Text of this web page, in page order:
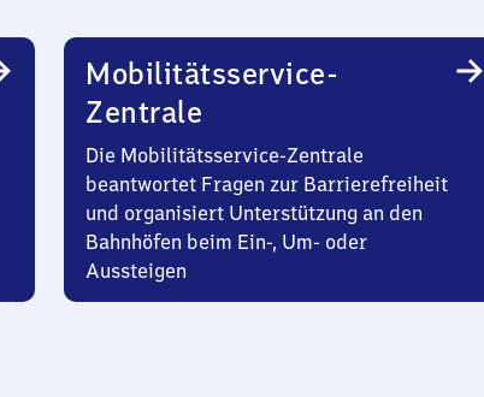
Mobilitätsservice-
Zentrale
Die Mobilitätsservice-Zentrale
beantwortet Fragen zur Barrierefreiheit
und organisiert Unterstützung an den
Bahnhöfen beim Ein-, Um- oder
Aussteigen